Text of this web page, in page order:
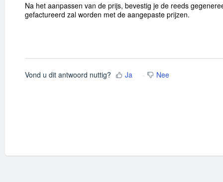
Na het aanpassen van de prijs, bevestig je de reeds
gefactureerd zal worden met de aangepaste prijzen.
Vond u dit antwoord nuttig? Ja Nee